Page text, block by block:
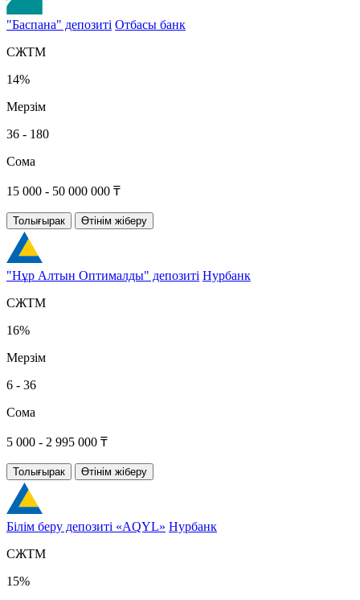
"Баспана" депозиті Отбасы банк
СЖТМ
14%
Мерзім
36 - 180
Сома
15 000 - 50 000 000 ₸
Толығырак Өтінім жіберу
"Нұр Алтын Оптималды" депозиті Нурбанк
СЖТМ
16%
Мерзім
6 - 36
Сома
5 000 - 2 995 000 ₸
Толығырак Өтінім жіберу
Білім беру депозиті «AQYL» Нурбанк
СЖТМ
15%